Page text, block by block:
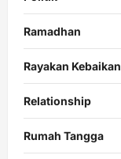
Ramadhan
Rayakan Kebaikan
Relationship
Rumah Tangga